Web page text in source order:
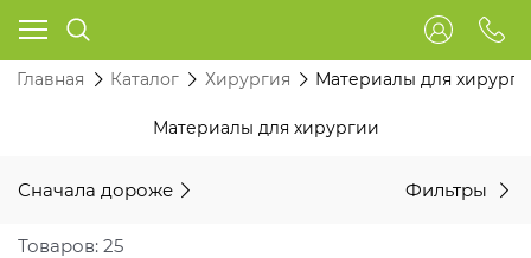
Главная Каталог Хирургия Материалы для
Материалы для хирургии
Сначала дороже Фильтры
Товаров: 25